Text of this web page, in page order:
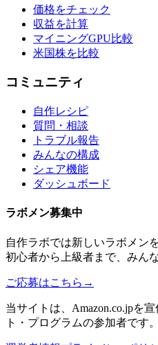
価格をチェック
収益を計算
マイニングGPU比較
米国株を比較
コミュニティ
自作レシピ
質問・相談
トラブル報告
みんなの構成
シェア機能
ダッシュボード
ラボメン募集中
自作ラボでは新しいラボメン
初心者から上級者まで、みん
ご応募はこちら →
当サイトは、Amazon.co.jpを
ト・プログラムの参加者です